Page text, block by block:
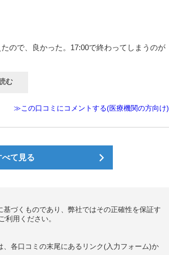
ので、良かった。17:00で終わってしまうのが
む
≫この口コミにコメントする(医療機関の方向け)
て見る
づくものであり、弊社ではその正確性を保証す
利用ください。
各口コミの末尾にあるリンク(入力フォーム)か